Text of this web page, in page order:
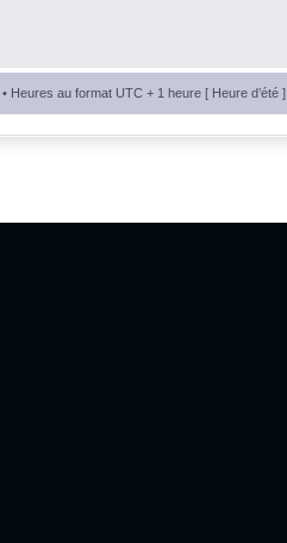
• Heures au format UTC + 1 heure [ Heure d’été ]